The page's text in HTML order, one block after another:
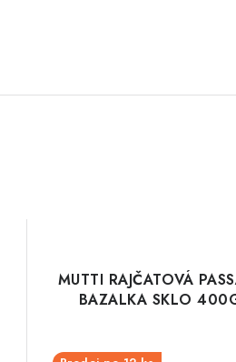
MUTTI RAJČATOVÁ
BAZALKA SKLO